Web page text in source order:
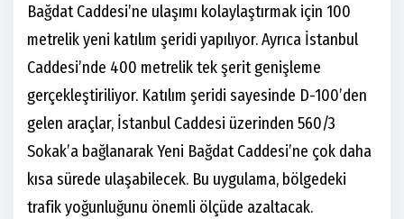
Bağdat Caddesi’ne ulaşımı kolaylaştırmak için 100
metrelik yeni katılım şeridi yapılıyor. Ayrıca İstanbul
Caddesi’nde 400 metrelik tek şerit genişleme
gerçekleştiriliyor. Katılım şeridi sayesinde D-100’den
gelen araçlar, İstanbul Caddesi üzerinden 560/3
Sokak’a bağlanarak Yeni Bağdat Caddesi’ne çok daha
kısa sürede ulaşabilecek. Bu uygulama, bölgedeki
trafik yoğunluğunu önemli ölçüde azaltacak.